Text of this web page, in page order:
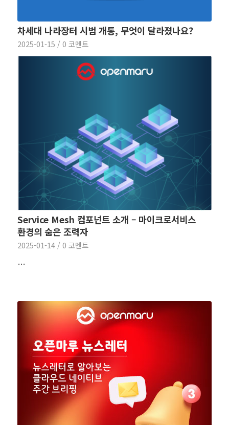
차세대 나라장터 시범 개통, 무엇이 달라졌나요?
2025-01-15 / 0 코멘트
Service Mesh 컴포넌트 소개 – 마이크로서비스
환경의 숨은 조력자
2025-01-14 / 0 코멘트
…